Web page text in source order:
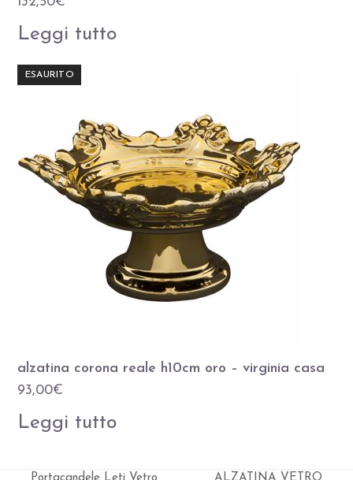
Leggi tutto
ESAURITO
alzatina corona reale h10cm oro – virginia casa
93,00€
Leggi tutto